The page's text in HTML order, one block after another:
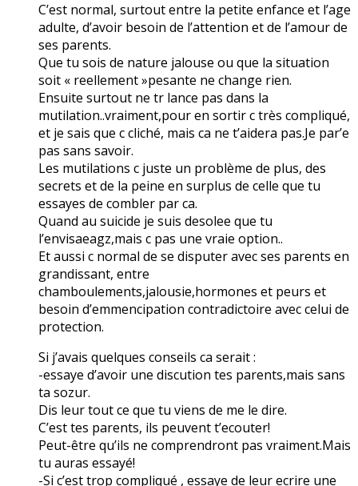
C’est normal, surtout entre la petite enfance et l’age
adulte, d’avoir besoin de l’attention et de l’amour de
ses parents.
Que tu sois de nature jalouse ou que la situation
soit « reellement »pesante ne change rien.
Ensuite surtout ne tr lance pas dans la
mutilation..vraiment,pour en sortir c très compliqué,
et je sais que c cliché, mais ca ne t’aidera pas.Je par’e
pas sans savoir.
Les mutilations c juste un problème de plus, des
secrets et de la peine en surplus de celle que tu
essayes de combler par ca.
Quand au suicide je suis desolee que tu
l’envisaeagz,mais c pas une vraie option..
Et aussi c normal de se disputer avec ses parents en
grandissant, entre
chamboulements,jalousie,hormones et peurs et
besoin d’emmencipation contradictoire avec celui de
protection.
Si j’avais quelques conseils ca serait :
-essaye d’avoir une discution tes parents,mais sans
ta sozur.
Dis leur tout ce que tu viens de me le dire.
C’est tes parents, ils peuvent t’ecouter!
Peut-être qu’ils ne comprendront pas vraiment.Mais
tu auras essayé!
-Si c’est trop compliqué , essaye de leur ecrire une